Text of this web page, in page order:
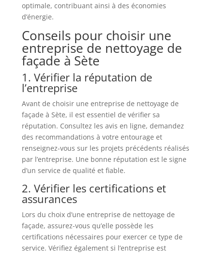
optimale, contribuant ainsi à des économies
d’énergie.
Conseils pour choisir une
entreprise de nettoyage de
façade à Sète
1. Vérifier la réputation de
l’entreprise
Avant de choisir une entreprise de nettoyage de
façade à Sète, il est essentiel de vérifier sa
réputation. Consultez les avis en ligne, demandez
des recommandations à votre entourage et
renseignez-vous sur les projets précédents réalisés
par l’entreprise. Une bonne réputation est le signe
d’un service de qualité et fiable.
2. Vérifier les certifications et
assurances
Lors du choix d’une entreprise de nettoyage de
façade, assurez-vous qu’elle possède les
certifications nécessaires pour exercer ce type de
service. Vérifiez également si l’entreprise est